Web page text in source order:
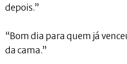
depois.”
“Bom dia para quem já
da cama.”